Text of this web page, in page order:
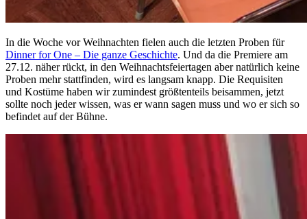
In die Woche vor Weihnachten fielen auch die letzten Proben für
Dinner for One – Die ganze Geschichte. Und da die Premiere am
27.12. näher rückt, in den Weihnachtsfeiertagen aber natürlich keine
Proben mehr stattfinden, wird es langsam knapp. Die Requisiten
und Kostüme haben wir zumindest größtenteils beisammen, jetzt
sollte noch jeder wissen, was er wann sagen muss und wo er sich so
befindet auf der Bühne.